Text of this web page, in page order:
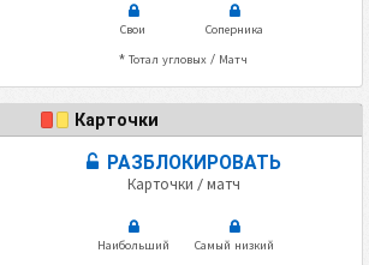
Свои
Соперника
* Тотал угловых / Матч
Карточки
РАЗБЛОКИРОВАТЬ
Карточки / матч
Наибольший
Самый низкий